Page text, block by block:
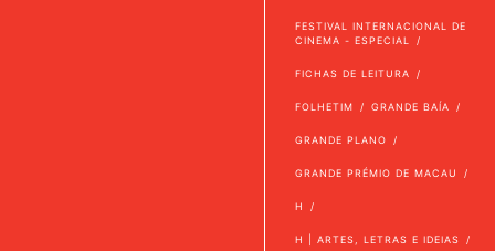
FESTIVAL INTERNACIONAL DE
CINEMA - ESPECIAL
FICHAS DE LEITURA
FOLHETIM GRANDE BAÍA
GRANDE PLANO
GRANDE PRÉMIO DE MACAU
H
H | ARTES, LETRAS E IDEIAS